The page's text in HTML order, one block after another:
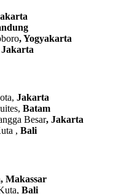
, Yogyakarta
Jakarta
Jakarta
Batam
Besar, Jakarta
, Bali
, Makassar
Bali